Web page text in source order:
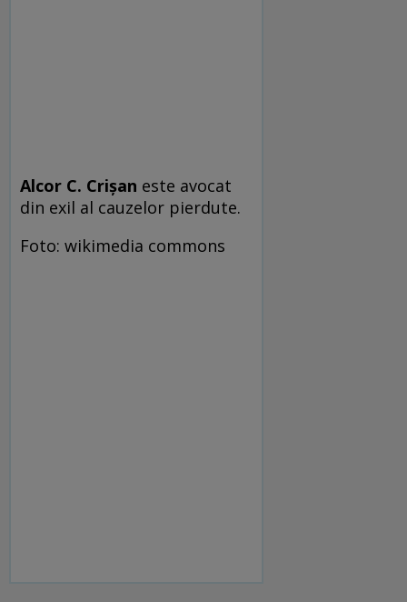
Alcor C. Crișan este avocat
din exil al cauzelor pierdute.
Foto: wikimedia commons